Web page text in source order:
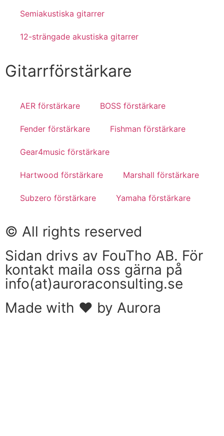
Semiakustiska gitarrer
12-strängade akustiska gitarrer
Gitarrförstärkare
AER förstärkare BOSS förstärkare
Fender förstärkare Fishman förstärkare
Gear4music förstärkare
Hartwood förstärkare Marshall förstärkare
Subzero förstärkare Yamaha förstärkare
© All rights reserved
Sidan drivs av FouTho AB. För
kontakt maila oss gärna på
info(at)auroraconsulting.se
Made with ❤ by Aurora